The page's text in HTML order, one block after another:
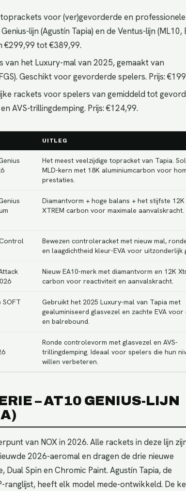
voor (ver)gevorderde en
lijn (Agustín Tapia) en de Ventus-lijn (ML10,
€299,99 tot €389,99.
van het Luxury-mal van 2025, gemaakt van
Geschikt voor gevorderde spelers. Prijs:
rackets voor spelers van gemiddeld tot
AVS-trillingdemping. Prijs: €124,99.
UITLEG
Het meest veelzijdige topracket van Tapia.
MLD-kern met 18K aluminiumcarbon voor
prestaties.
Diamantvorm + hoge balans + het stijfste 12K
XTREM carbon voor maximale aanvalskracht.
Bewezen controleracket met nieuw mal,
en laagdichtheid kleur-EVA voor uitzonderlijk
Nieuw EA10-merk met diamantvorm en 12K
carbon voor reactiviteit en aanvalskracht.
SOFT
Gebruikt het 2025 Luxury-mal van Tapia met
gealuminiseerd glasvezel en zachte EVA
en balrebound.
Ronde controlevorm met glasvezel en AVS-
trillingdemping. Ideaal voor spelers die hun
willen verbeteren.
– AT10 GENIUS-LIJN
van NOX in 2026. Alle rackets in deze lijn
2026-aeromal en dragen de drie nieuwe
Dual Spin en Chromic Paint. Agustín Tapia, de
ranglijst, heeft elk model mede-ontwikkeld. De